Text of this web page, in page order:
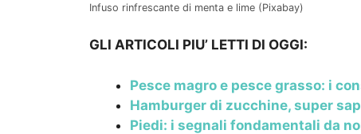
Infuso rinfrescante di menta e lime (Pixabay)
GLI ARTICOLI PIU’ LETTI DI OGGI:
Pesce magro e pesce grasso: i
Hamburger di zucchine, super
Piedi: i segnali fondamentali da